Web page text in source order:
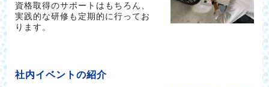
資格取得のサポートはもちろん、
実践的な研修も定期的に行ってお
ります。
社内イベントの紹介